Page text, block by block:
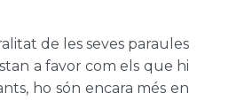
de les seves paraules
a favor com els que hi
ho són encara més en